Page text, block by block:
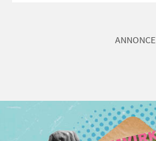
ANNONCE